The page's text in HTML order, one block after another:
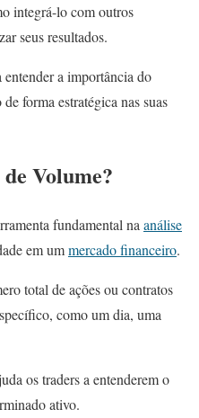
integrá-lo com outros
seus resultados.
a importância do
forma estratégica nas suas
Volume?
fundamental naanálise
em ummercado financeiro.
total de ações ou contratos
como um dia, uma
os traders a entenderem o
ativo.